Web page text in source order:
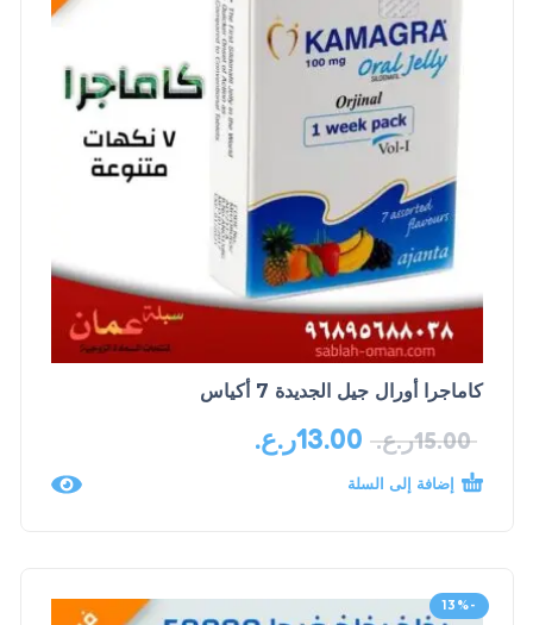
كاماجرا أورال جيل الجديدة 7 أكياس
15.00ر.ع. 13.00ر.ع.
إضافة إلى السلة
-13%